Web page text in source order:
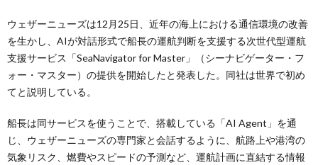
ウェザーニューズは12月25日、近年の海上における通信環境の改善
を生かし、AIが対話形式で船長の運航判断を支援する次世代型運航
支援サービス「SeaNavigator for Master」（シーナビゲーター・フ
ォー・マスター）の提供を開始したと発表した。同社は世界で初め
てと説明している。
船長は同サービスを使うことで、搭載している「AI Agent」を通
じ、ウェザーニューズの専門家と会話するように、航路上や港湾の
気象リスク、燃費やスピードの予測など、運航計画に直結する情報